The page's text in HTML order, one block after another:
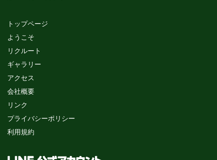
トップページ
ようこそ
リクルート
ギャラリー
アクセス
会社概要
リンク
プライバシーポリシー
利用規約